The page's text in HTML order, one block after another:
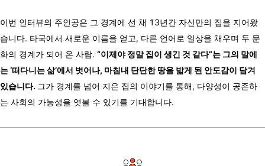
이번 인터뷰의 주인공은 그 경계에 선 채 13년간 자신만의 집을 지어왔
습니다. 타국에서 새로운 이름을 얻고, 다른 언어로 일상을 채우며 두 문
화의 경계가 되어 온 사람. “이제야 정말 집이 생긴 것 같다”는 그의 말에
는 ‘떠다니는 삶’에서 벗어나, 마침내 단단한 땅을 밟게 된 안도감이 담겨
있습니다. 그가 경계를 넘어 지은 집의 이야기를 통해, 다양성이 공존하
는 사회의 가능성을 엿볼 수 있기를 기대합니다.